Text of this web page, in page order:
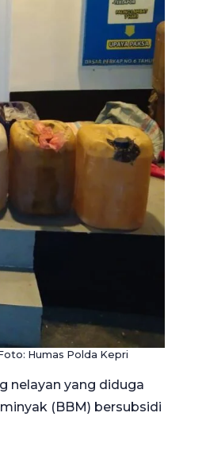
Humas Polda Kepri
nelayan yang diduga
(BBM) bersubsidi